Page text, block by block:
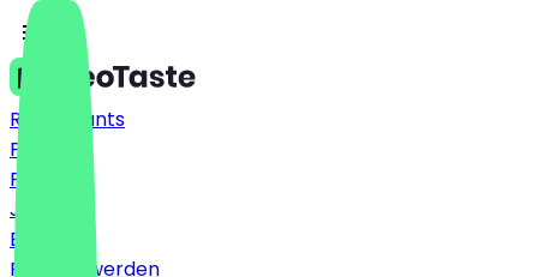
Restaurants
Preise
FAQ
Jobs
Blog
Partner werden